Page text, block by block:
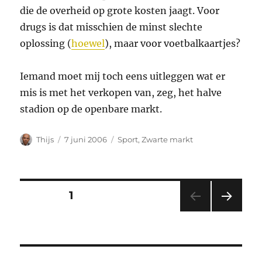
die de overheid op grote kosten jaagt. Voor
drugs is dat misschien de minst slechte
oplossing (hoewel), maar voor voetbalkaartjes?
Iemand moet mij toch eens uitleggen wat er
mis is met het verkopen van, zeg, het halve
stadion op de openbare markt.
Auteur
Thijs
Geplaatst
7 juni 2006 Categorieën
Sport,Zwarte markt
Berichten
PAGINA1
PAGI